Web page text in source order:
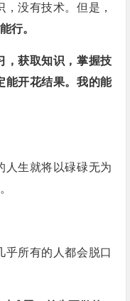
没有技术。但是，
行。
，获取知识，掌握技
能开花结果。我的能
人生就将以碌碌无为
乎所有的人都会脱口
”
格